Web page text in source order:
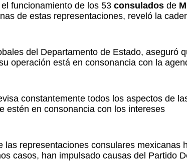
funcionamiento de los 53 consulados de
de estas representaciones, reveló la
del Departamento de Estado, aseguró
operación está en consonancia con la
constantemente todos los aspectos de
estén en consonancia con los intereses
representaciones consulares mexicanas
casos, han impulsado causas del Partido